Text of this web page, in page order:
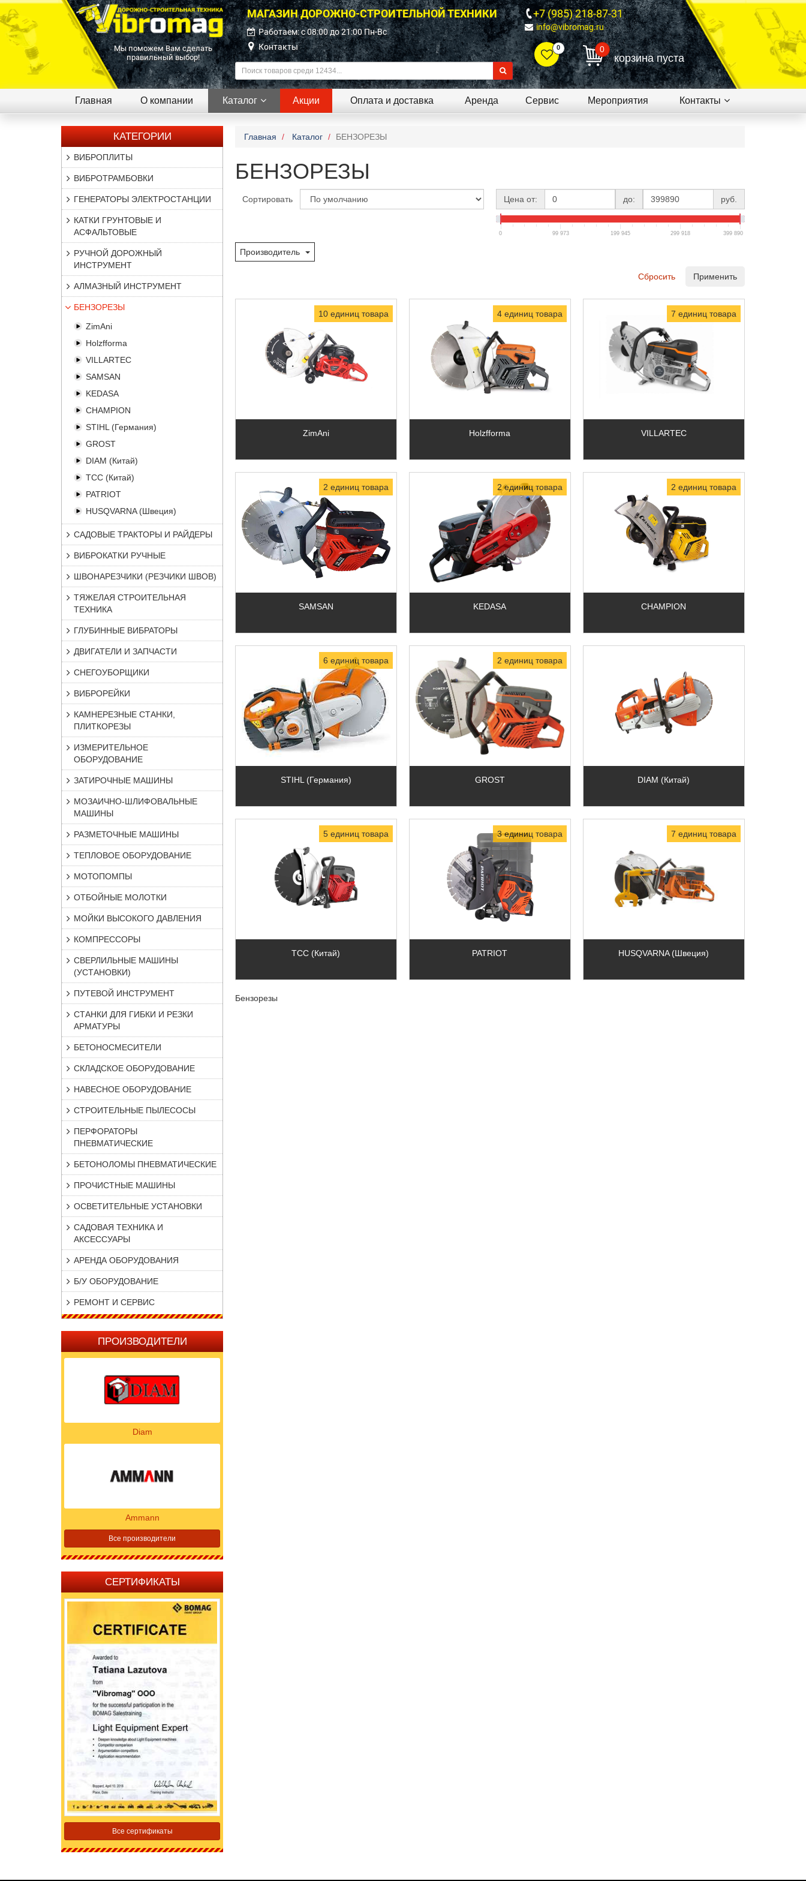
Мы поможем Вам сделать
правильный выбор!
МАГАЗИН ДОРОЖНО-СТРОИТЕЛЬНОЙ ТЕХНИКИ
Работаем: c 08:00 до 21:00 Пн-Вс
Контакты
+7 (985) 218-87-31
info@vibromag.ru
0 0
корзина пуста
Главная О компании Каталог Акции Оплата и доставка Аренда Сервис Мероприятия Контакты
КАТЕГОРИИ
ВИБРОПЛИТЫ
ВИБРОТРАМБОВКИ
ГЕНЕРАТОРЫ ЭЛЕКТРОСТАНЦИИ
КАТКИ ГРУНТОВЫЕ И
АСФАЛЬТОВЫЕ
РУЧНОЙ ДОРОЖНЫЙ
ИНСТРУМЕНТ
АЛМАЗНЫЙ ИНСТРУМЕНТ
БЕНЗОРЕЗЫ
ZimAni
Holzfforma
VILLARTEC
SAMSAN
KEDASA
CHAMPION
STIHL (Германия)
GROST
DIAM (Китай)
ТСС (Китай)
PATRIOT
HUSQVARNA (Швеция)
САДОВЫЕ ТРАКТОРЫ И РАЙДЕРЫ
ВИБРОКАТКИ РУЧНЫЕ
ШВОНАРЕЗЧИКИ (РЕЗЧИКИ ШВОВ)
ТЯЖЕЛАЯ СТРОИТЕЛЬНАЯ
ТЕХНИКА
ГЛУБИННЫЕ ВИБРАТОРЫ
ДВИГАТЕЛИ И ЗАПЧАСТИ
СНЕГОУБОРЩИКИ
ВИБРОРЕЙКИ
КАМНЕРЕЗНЫЕ СТАНКИ,
ПЛИТКОРЕЗЫ
ИЗМЕРИТЕЛЬНОЕ
ОБОРУДОВАНИЕ
ЗАТИРОЧНЫЕ МАШИНЫ
МОЗАИЧНО-ШЛИФОВАЛЬНЫЕ
МАШИНЫ
РАЗМЕТОЧНЫЕ МАШИНЫ
ТЕПЛОВОЕ ОБОРУДОВАНИЕ
МОТОПОМПЫ
ОТБОЙНЫЕ МОЛОТКИ
МОЙКИ ВЫСОКОГО ДАВЛЕНИЯ
КОМПРЕССОРЫ
СВЕРЛИЛЬНЫЕ МАШИНЫ
(УСТАНОВКИ)
ПУТЕВОЙ ИНСТРУМЕНТ
СТАНКИ ДЛЯ ГИБКИ И РЕЗКИ
АРМАТУРЫ
БЕТОНОСМЕСИТЕЛИ
СКЛАДСКОЕ ОБОРУДОВАНИЕ
НАВЕСНОЕ ОБОРУДОВАНИЕ
СТРОИТЕЛЬНЫЕ ПЫЛЕСОСЫ
ПЕРФОРАТОРЫ
ПНЕВМАТИЧЕСКИЕ
БЕТОНОЛОМЫ ПНЕВМАТИЧЕСКИЕ
ПРОЧИСТНЫЕ МАШИНЫ
ОСВЕТИТЕЛЬНЫЕ УСТАНОВКИ
САДОВАЯ ТЕХНИКА И
АКСЕССУАРЫ
АРЕНДА ОБОРУДОВАНИЯ
Б/У ОБОРУДОВАНИЕ
РЕМОНТ И СЕРВИС
ПРОИЗВОДИТЕЛИ
Diam
Ammann
Все производители
СЕРТИФИКАТЫ
Все сертификаты
Главная Каталог БЕНЗОРЕЗЫ
БЕНЗОРЕЗЫ
Сортировать Цена от: до: руб.
0 99 973 199 945 299 918 399 890
Производитель
Сбросить Применить
10 единиц товара
ZimAni
4 единиц товара
Holzfforma
7 единиц товара
VILLARTEC
2 единиц товара
SAMSAN
2 единиц товара
KEDASA
2 единиц товара
CHAMPION
6 единиц товара
STIHL (Германия)
2 единиц товара
GROST DIAM (Китай)
5 единиц товара
ТСС (Китай)
3 единиц товара
PATRIOT
7 единиц товара
HUSQVARNA (Швеция)
Бензорезы